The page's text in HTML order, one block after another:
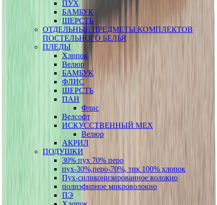
ПУХ
БАМБУК
ШЕРСТЬ
ОТДЕЛЬНЫЕ ПРЕДМЕТЫ КОМПЛЕКТОВ
ПОСТЕЛЬНОГО БЕЛЬЯ
ПЛЕДЫ
Хлопок
Велюр
БАМБУК
ФЛИС
ШЕРСТЬ
ПАН
Флис
Велсофт
ИСКУССТВЕННЫЙ МЕХ
Велюр
АКРИЛ
ПОДУШКИ
30% пух 70% перо
пух-30%,перо-70%, тик 100% хлопок
Пух-силиконизированное волокно
полиэфирное микроволокно
ПЭ